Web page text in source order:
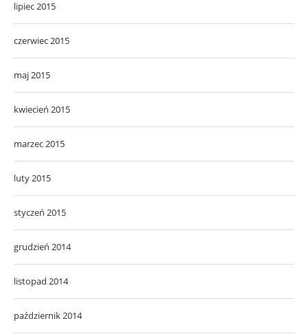
lipiec 2015
czerwiec 2015
maj 2015
kwiecień 2015
marzec 2015
luty 2015
styczeń 2015
grudzień 2014
listopad 2014
październik 2014